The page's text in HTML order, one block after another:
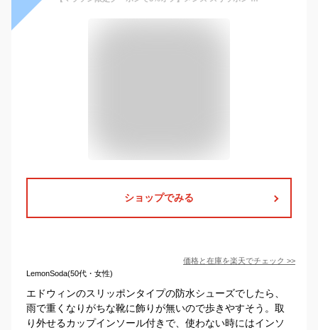
ショップでみる
価格と在庫を楽天でチェック >>
LemonSoda(50代・女性)
エドウィンのスリッポンタイプの防水シューズでしたら、
雨で重くなりがちな靴に飾りが無いので歩きやすそう。取
り外せるカップインソール付きで、使わない時にはインソ